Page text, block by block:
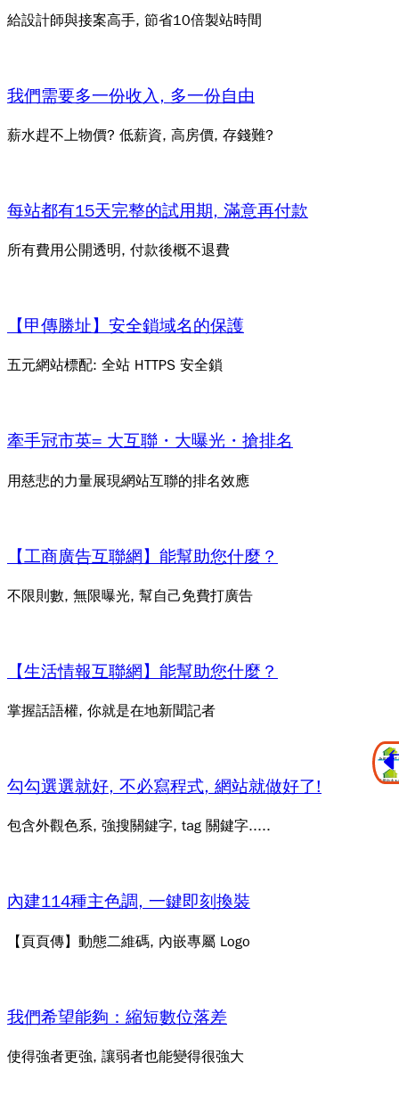
給設計師與接案高手, 節省10倍製站時間
我們需要多一份收入, 多一份自由
薪水趕不上物價? 低薪資, 高房價, 存錢難?
每站都有15天完整的試用期, 滿意再付款
所有費用公開透明, 付款後概不退費
【甲傳勝址】安全鎖域名的保護
五元網站標配: 全站 HTTPS 安全鎖
牽手冠市英= 大互聯・大曝光・搶排名
用慈悲的力量展現網站互聯的排名效應
【工商廣告互聯網】能幫助您什麼？
不限則數, 無限曝光, 幫自己免費打廣告
【生活情報互聯網】能幫助您什麼？
掌握話語權, 你就是在地新聞記者
勾勾選選就好, 不必寫程式, 網站就做好了!
包含外觀色系, 強搜關鍵字, tag 關鍵字.....
內建114種主色調, 一鍵即刻換裝
【頁頁傳】動態二維碼, 內嵌專屬 Logo
我們希望能夠：縮短數位落差
使得強者更強, 讓弱者也能變得很強大